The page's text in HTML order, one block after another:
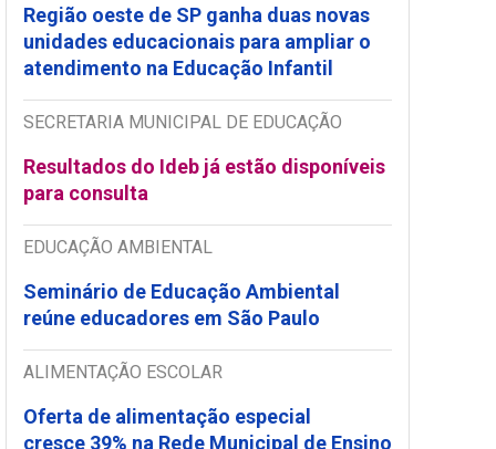
Região oeste de SP ganha duas novas
unidades educacionais para ampliar o
atendimento na Educação Infantil
SECRETARIA MUNICIPAL DE EDUCAÇÃO
Resultados do Ideb já estão disponíveis
para consulta
EDUCAÇÃO AMBIENTAL
Seminário de Educação Ambiental
reúne educadores em São Paulo
ALIMENTAÇÃO ESCOLAR
Oferta de alimentação especial
cresce 39% na Rede Municipal de Ensino